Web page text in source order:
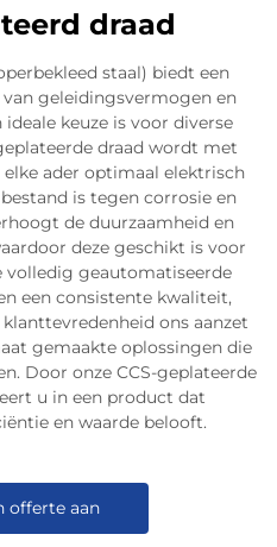
draad
staal) biedt een
geleidingsvermogen en
keuze is voor diverse
draad wordt met
ader optimaal elektrisch
is tegen corrosie en
de duurzaamheid en
deze geschikt is voor
volledig geautomatiseerde
een consistente kwaliteit,
ons aanzet
gemaakte oplossingen die
Door onze CCS-geplateerde
u in een product dat
en waarde belooft.
offerte aan